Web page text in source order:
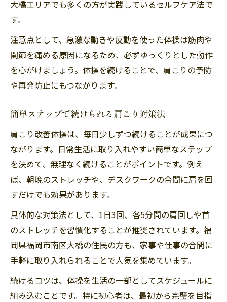
大橋エリアでも多くの方が実践しているセルフケア法で
す。
注意点として、急激な動きや反動を使った体操は筋肉や
関節を痛める原因になるため、必ずゆっくりとした動作
を心がけましょう。体操を続けることで、肩こりの予防
や再発防止にもつながります。
簡単ステップで続けられる肩こり対策法
肩こり改善体操は、毎日少しずつ続けることが成果につ
ながります。日常生活に取り入れやすい簡単なステップ
を決めて、無理なく続けることがポイントです。例え
ば、朝晩のストレッチや、デスクワークの合間に肩を回
すだけでも効果があります。
具体的な対策法として、1日3回、各5分間の肩回しや首
のストレッチを習慣化することが推奨されています。福
岡県福岡市南区大橋の住民の方も、家事や仕事の合間に
手軽に取り入れられることで人気を集めています。
続けるコツは、体操を生活の一部としてスケジュールに
組み込むことです。特に初心者は、最初から完璧を目指